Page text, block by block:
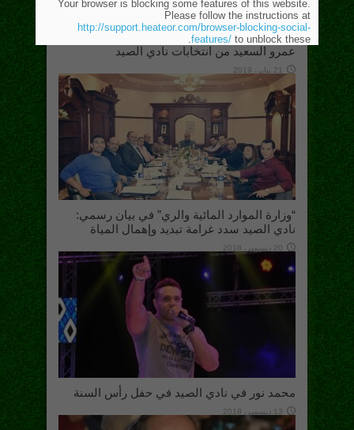
المحكمة الرياضية الدولية تلغي حكم استبعاد
عمرو السعيد من انتخابات نادي الصيد
21 يناير، 2019
“وزارة الموارد المائية والري” في بيان رسمي:
نادي الصيد سدد غرامة تبديد وإهمال المياة
20 ديسمبر، 2018
محمد نور في نادي الصيد في حفل رأس السنة
13 ديسمبر، 2018
Your browser is blocking some features of this website.
Please follow the instructions at
http://support.heateor.com/browser-blocking-social-
features/ to unblock these.